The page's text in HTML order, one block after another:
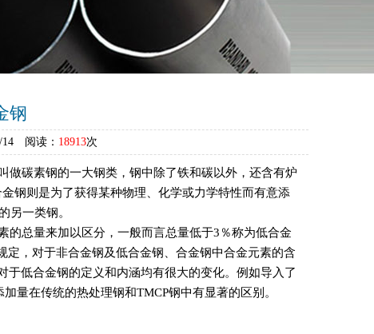
钢
14 阅读： 18913次
碳素钢的一大钢类，钢中除了铁和碳以外，还含有炉
钢则是为了获得某种物理、化学或力学特性而有意添
另一类钢。
总量来加以区分，一般而言总量低于3％称为低合金
，对于非合金钢及低合金钢、合金钢中合金元素的含
低合金钢的定义和内涵均有很大的变化。例如导入了
量在传统的热处理钢和TMCP钢中有显著的区别。